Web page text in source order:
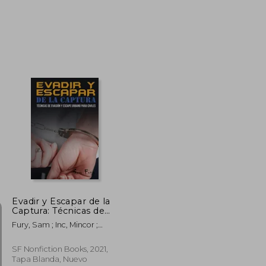
$ 101.822
$ 50.911
50%
dcto.
Evadir y Escapar de la
Captura: Técnicas de
Evasión y Escape
Urbano Para Civiles
Fury, Sam ; Inc, Mincor ;
SF Nonfiction Books, 2021,
Tapa Blanda, Nuevo